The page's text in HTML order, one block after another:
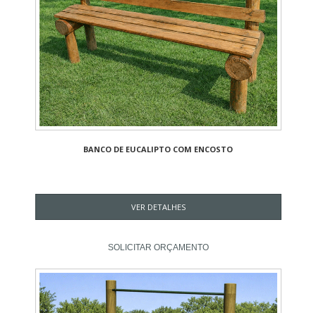
BANCO DE EUCALIPTO COM ENCOSTO
VER DETALHES
SOLICITAR ORÇAMENTO